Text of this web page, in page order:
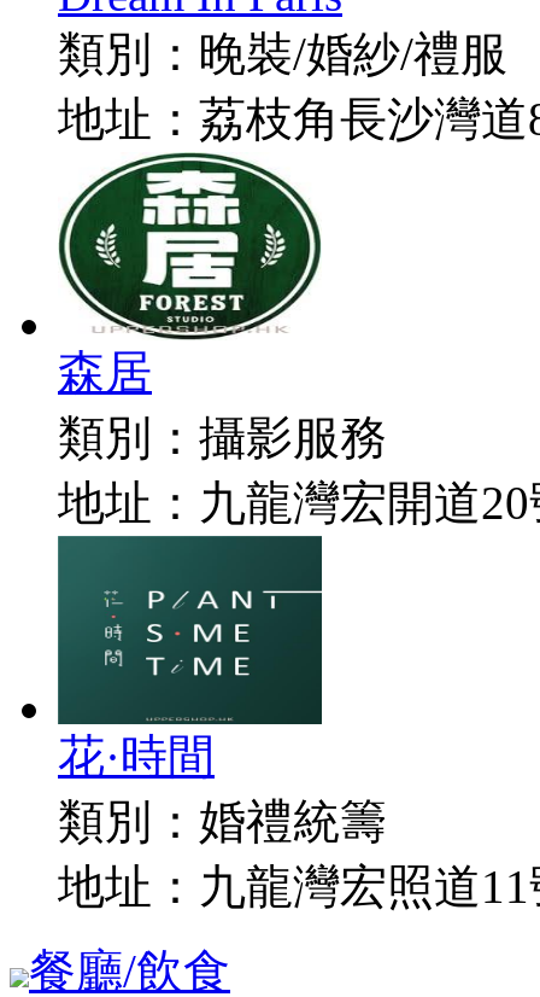
類別： 晚裝/婚紗/禮服
地址： 荔枝角長沙灣
森居
類別： 攝影服務
地址： 九龍灣宏開道
花·時間
類別： 婚禮統籌
地址： 九龍灣宏照道
餐廳/飲食